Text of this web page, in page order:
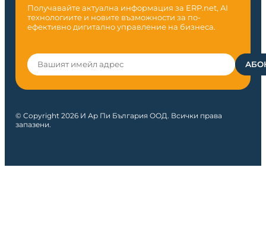
Получавайте актуална информация за ERP.net, AI
технологиите и новите възможности за по-
ефективно дигитално управление на бизнеса.
© Copyright 2026 И Ар Пи България ООД. Всички права
запазени.